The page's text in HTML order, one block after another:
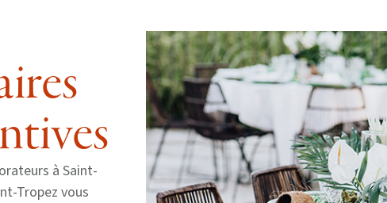
à Saint-
Tropez vous